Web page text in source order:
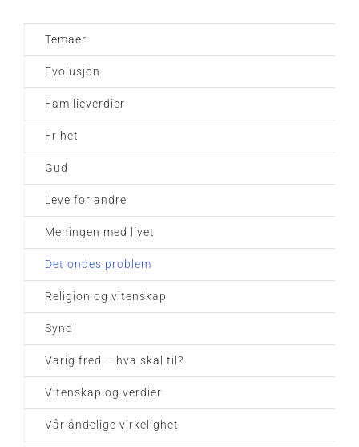
Temaer
Evolusjon
Familieverdier
Frihet
Gud
Leve for andre
Meningen med livet
Det ondes problem
Religion og vitenskap
Synd
Varig fred – hva skal til?
Vitenskap og verdier
Vår åndelige virkelighet